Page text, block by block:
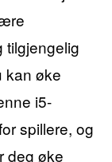
tilgjengelig
kan øke
i5-
spillere, og
deg øke